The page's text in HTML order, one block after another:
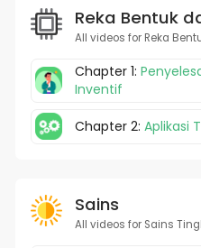
Reka Bentuk
All videos for Reka
Chapter 1:
Inventif
Chapter 2: Aplikasi
Sains
All videos for Sains